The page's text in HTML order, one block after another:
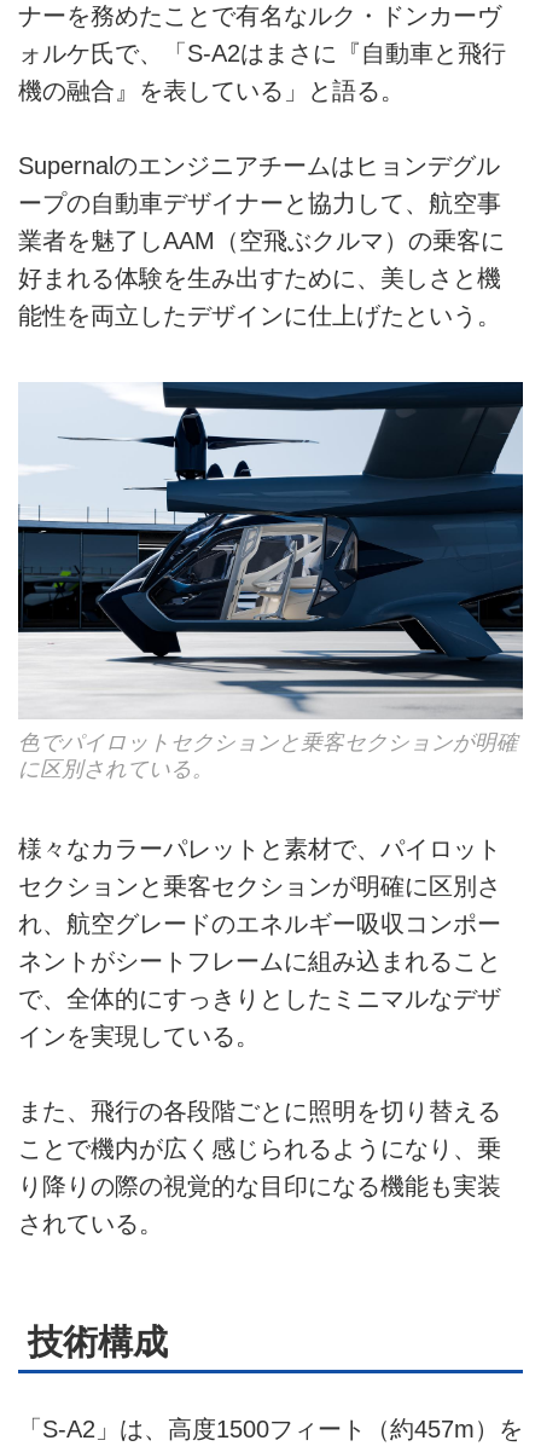
ナーを務めたことで有名なルク・ドンカーヴ
ォルケ氏で、「S-A2はまさに『自動車と飛行
機の融合』を表している」と語る。
Supernalのエンジニアチームはヒョンデグル
ープの自動車デザイナーと協力して、航空事
業者を魅了しAAM（空飛ぶクルマ）の乗客に
好まれる体験を生み出すために、美しさと機
能性を両立したデザインに仕上げたという。
色でパイロットセクションと乗客セクションが明確
に区別されている。
様々なカラーパレットと素材で、パイロット
セクションと乗客セクションが明確に区別さ
れ、航空グレードのエネルギー吸収コンポー
ネントがシートフレームに組み込まれること
で、全体的にすっきりとしたミニマルなデザ
インを実現している。
また、飛行の各段階ごとに照明を切り替える
ことで機内が広く感じられるようになり、乗
り降りの際の視覚的な目印になる機能も実装
されている。
技術構成
「S-A2」は、高度1500フィート（約457m）を